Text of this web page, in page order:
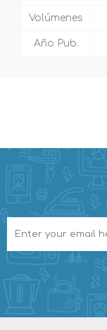
Volúmenes
Año Pub.